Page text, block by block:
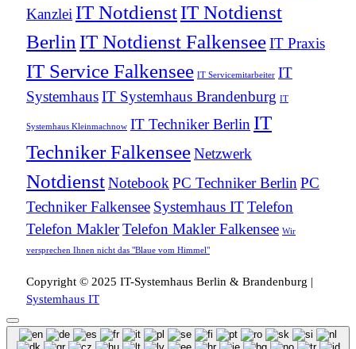
Kanzlei IT NotdienstIT Notdienst
Berlin IT Notdienst FalkenseeIT Praxis
IT Service Falkensee IT Servicemitarbeiter IT
SystemhausIT Systemhaus Brandenburg IT
Systemhaus Kleinmachnow IT Techniker Berlin IT
Techniker FalkenseeNetzwerk
NotdienstNotebook PC Techniker Berlin PC
Techniker Falkensee Systemhaus ITTelefon
Telefon MaklerTelefon Makler Falkensee Wir
versprechen Ihnen nicht das "Blaue vom Himmel"
Copyright © 2025 IT-Systemhaus Berlin & Brandenburg |
Systemhaus IT